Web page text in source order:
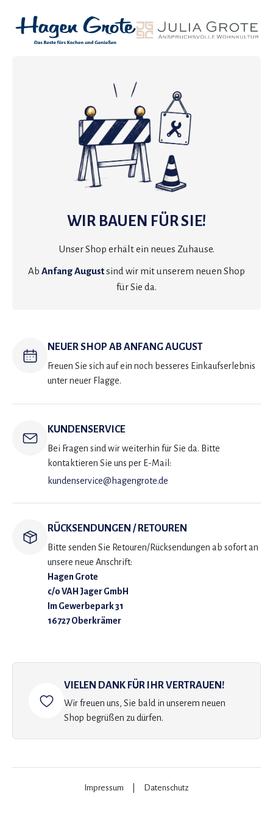
WIR BAUEN FÜR SIE!
Unser Shop erhält ein neues Zuhause.
Ab Anfang Augustsind wir mit unserem neuen Shop
für Sie da.
NEUER SHOP AB ANFANG AUGUST
Freuen Sie sich auf ein noch besseres Einkaufserlebnis
unter neuer Flagge.
KUNDENSERVICE
Bei Fragen sind wir weiterhin für Sie da. Bitte
kontaktieren Sie uns per E-Mail:
kundenservice@hagengrote.de
RÜCKSENDUNGEN / RETOUREN
Bitte senden Sie Retouren/Rücksendungen ab sofort an
unsere neue Anschrift:
Hagen Grote
c/o VAH Jager GmbH
Im Gewerbepark 31
16727 Oberkrämer
VIELEN DANK FÜR IHR VERTRAUEN!
Wir freuen uns, Sie bald in unserem neuen
Shop begrüßen zu dürfen.
Impressum Datenschutz